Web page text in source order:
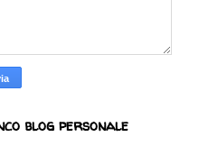
blog personale